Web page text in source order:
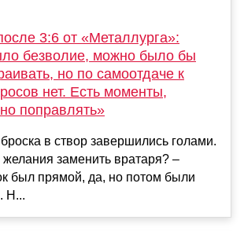
3:6 от «Металлурга»:
безволие, можно было бы
но по самоотдаче к
нет. Есть моменты,
поправлять»
в створ завершились голами.
заменить вратаря? –
был прямой, да, но потом были
Н...